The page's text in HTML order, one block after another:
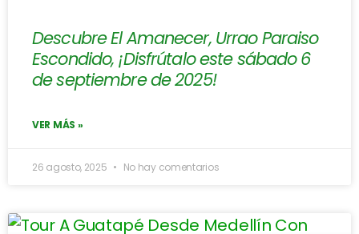
Descubre El Amanecer, Urrao Paraiso
Escondido, ¡Disfrútalo este sábado 6
de septiembre de 2025!
VER MÁS »
26 agosto, 2025 No hay comentarios